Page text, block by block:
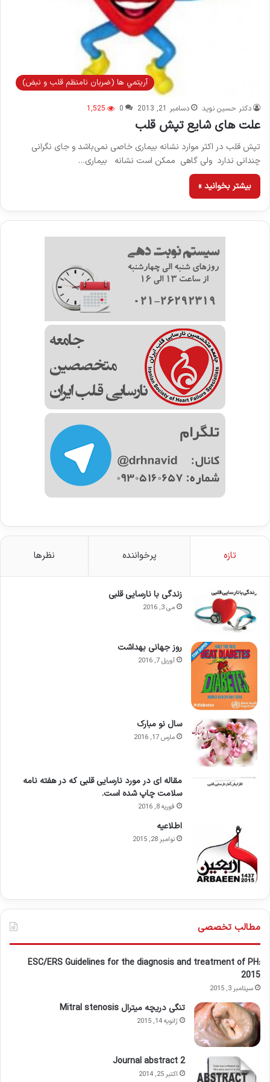
آريتمي ها (ضربان نامنظم قلب و نبض)
دکتر حسین نوید دسامبر 21, 2013 0
1,525
علت های شایع تپش قلب
تپش قلب در اکثر موارد نشانه بیماری خاصی نمی‌باشد و جای نگرانی
چندانی ندارد ولی گاهی ممکن است نشانه بیماری…
بیشتر بخوانید »
تازه پرخواننده نظرها
زندگی با نارسایی قلبی
می 3, 2016
روز جهانی بهداشت
آوریل 7, 2016
سال نو مبارک
مارس 17, 2016
مقاله ای در مورد نارسایی قلبی که در هفته نامه
سلامت چاپ شده است.
فوریه 8, 2016
اطلاعيه
نوامبر 28, 2015
مطالب تخصصی
ESC/ERS Guidelines for the diagnosis and treatment of PH:
2015
سپتامبر 3, 2015
تنگی دریچه میترال Mitral stenosis
ژانویه 14, 2015
Journal abstract 2
اکتبر 25, 2014